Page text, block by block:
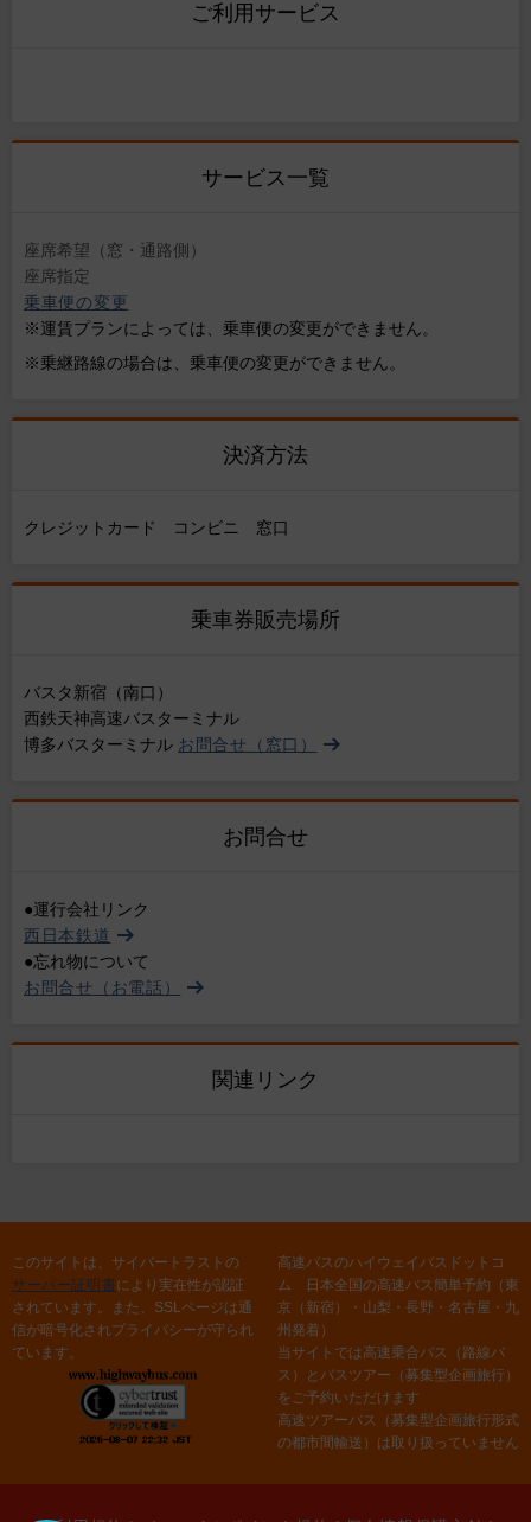
ご利用サービス
サービス一覧
座席希望（窓・通路側）
座席指定
乗車便の変更
※運賃プランによっては、乗車便の変更ができません。
※乗継路線の場合は、乗車便の変更ができません。
決済方法
クレジットカード コンビニ 窓口
乗車券販売場所
バスタ新宿（南口）
西鉄天神高速バスターミナル
博多バスターミナル お問合せ（窓口）
お問合せ
●運行会社リンク
西日本鉄道
●忘れ物について
お問合せ（お電話）
関連リンク
このサイトは、サイバートラストの
サーバー証明書により実在性が認証
されています。また、SSLページは通
信が暗号化されプライバシーが守られ
ています。
高速バスのハイウェイバスドットコ
ム 日本全国の高速バス簡単予約（東
京（新宿）・山梨・長野・名古屋・九
州発着）
当サイトでは高速乗合バス（路線バ
ス）とバスツアー（募集型企画旅行）
をご予約いただけます
高速ツアーバス（募集型企画旅行形式
の都市間輸送）は取り扱っていません